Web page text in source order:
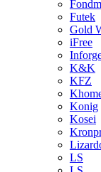
Futek
Gold
iFree
K&K
KFZ
Konig
Kosei
LS